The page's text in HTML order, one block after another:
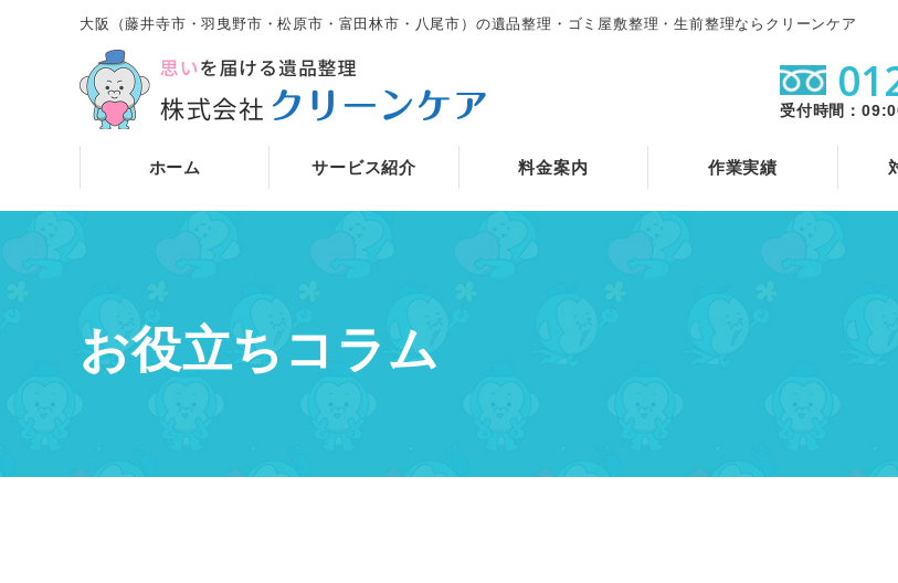
大阪（藤井寺市・羽曳野市・松原市・富田林市・八尾市）の遺品整理・ゴミ屋敷整理・生前整理ならクリーンケア
受付時間：
ホーム サービス紹介 料金案内 作業実績
お役立ちコラム